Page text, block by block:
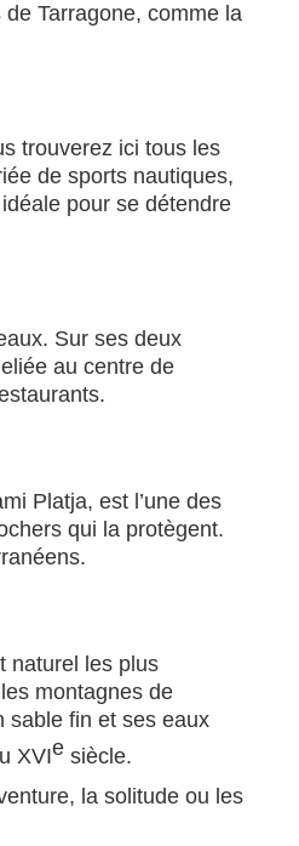
Tarragone, comme la
trouverez ici tous les
de sports nautiques,
pour se détendre
Sur ses deux
au centre de
Platja, est l’une des
qui la protègent.
naturel les plus
montagnes de
sable fin et ses eaux
XVIe siècle.
la solitude ou les